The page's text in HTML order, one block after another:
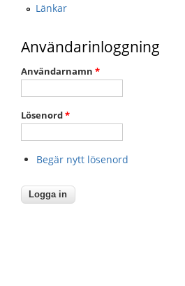
Länkar
Användarinloggning
Användarnamn *
Lösenord*
Begär nytt lösenord